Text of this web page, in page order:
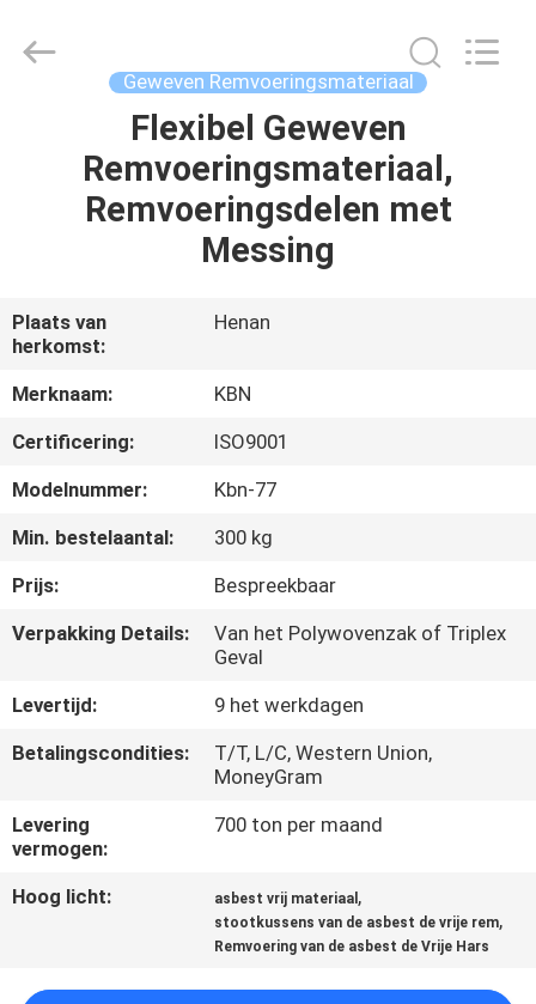
PRODUCTEN
ONS
FABRIEKSREIS
KWALITEITSCONTROLE
CONTACTEER
ONS
OM EEN
CITAAT
SITEMAP
PRIVACY
Geweven Remvoeringsmateriaal
Flexibel Geweven
Remvoeringsmateriaal,
Remvoeringsdelen met
Messing
Plaats van
herkomst:
Henan
Merknaam:
KBN
Certificering:
ISO9001
Modelnummer:
Kbn-77
Min. bestelaantal:
300 kg
Prijs:
Bespreekbaar
Verpakking Details:
Van het Polywovenzak of Triplex
Geval
Levertijd:
9 het werkdagen
Betalingscondities:
T/T, L/C, Western Union,
MoneyGram
Levering
vermogen:
700 ton per maand
Hoog licht: asbest vrij materiaal ,
stootkussens van de asbest de vrije rem,
Remvoering van de asbest de Vrije Hars